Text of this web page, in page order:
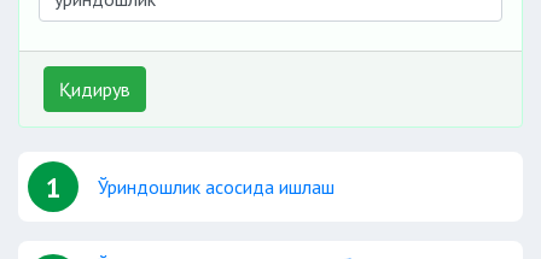
Қидирув
1 Ўриндошлик асосида ишлаш